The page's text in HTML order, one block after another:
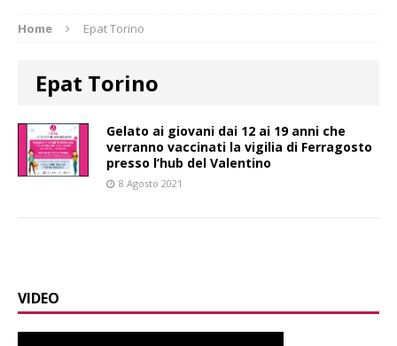
Home Epat Torino
Epat Torino
Gelato ai giovani dai 12 ai 19 anni che
verranno vaccinati la vigilia di Ferragosto
presso l’hub del Valentino
8 Agosto 2021
VIDEO